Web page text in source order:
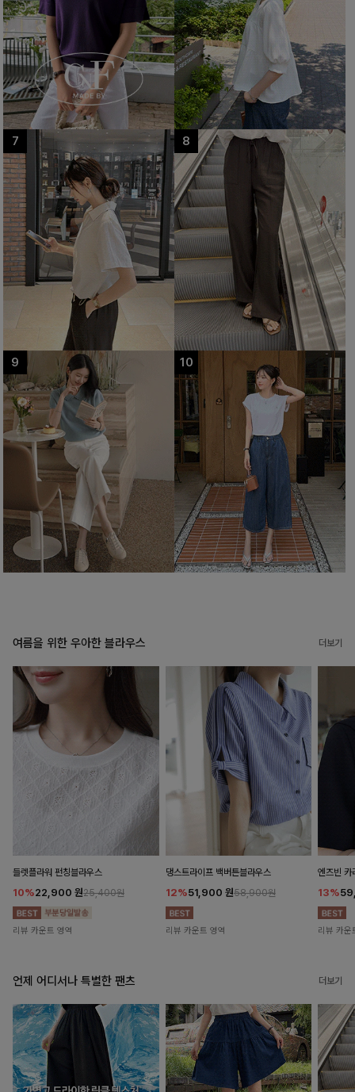
여름을 위한 우아한 블라우스 더보기
들렛플라워 펀칭블라우스
10%22,900 원25,400원
리뷰 카운트 영역
댕스트라이프 백버튼블라우스
12%51,900 원58,900원
리뷰 카운트 영역
엔즈빈
13%
리뷰 카운
언제 어디서나 특별한 팬츠 더보기